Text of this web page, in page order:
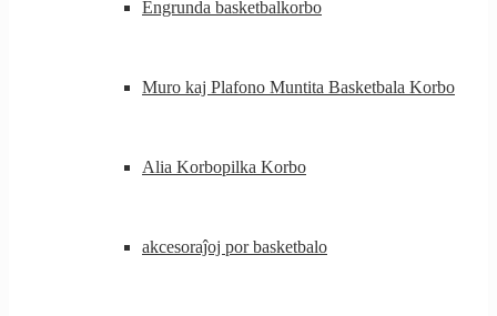
Engrunda basketbalkorbo
Muro kaj Plafono Muntita Basketbala Korbo
Alia Korbopilka Korbo
akcesoraĵoj por basketbalo